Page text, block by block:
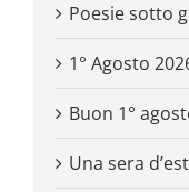
Poesie sotto
1° Agosto
Buon 1°
Una sera